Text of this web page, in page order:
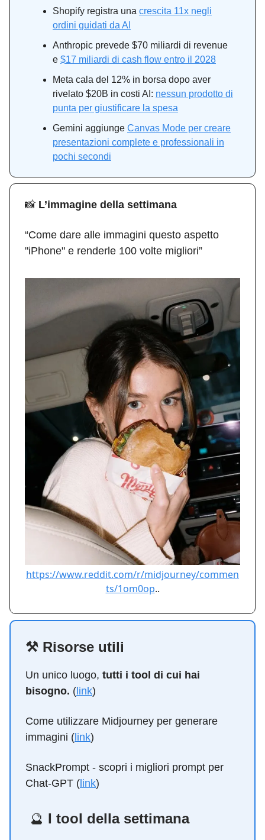
Shopify registra una crescita 11x negli
ordini guidati da AI
Anthropic prevede $70 miliardi di revenue
e $17 miliardi di cash flow entro il 2028
Meta cala del 12% in borsa dopo aver
rivelato $20B in costi AI: nessun prodotto di
punta per giustificare la spesa
Gemini aggiunge Canvas Mode per creare
presentazioni complete e professionali in
pochi secondi
📸 L’immagine della settimana
“Come dare alle immagini questo aspetto
"iPhone" e renderle 100 volte migliori”
https://www.reddit.com/r/midjourney/commen
ts/1om0op..
⚒️ Risorse utili
Un unico luogo, tutti i tool di cui hai
bisogno. ( link)
Come utilizzare Midjourney per generare
immagini ( link)
SnackPrompt - scopri i migliori prompt per
Chat-GPT ( link)
🔮 I tool della settimana